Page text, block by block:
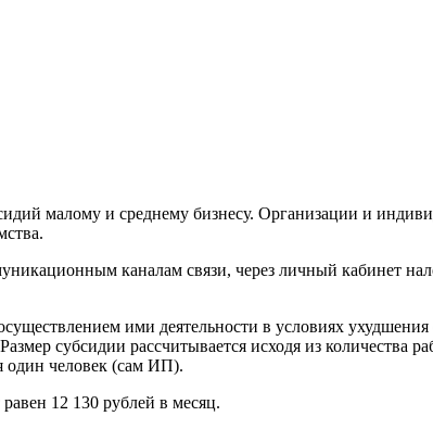
малому и среднему бизнесу. Организации и
каналам связи, через личный кабинет
ими деятельности в условиях
субсидии рассчитывается исходя из количества
один человек (сам ИП).
12 130 рублей в месяц.